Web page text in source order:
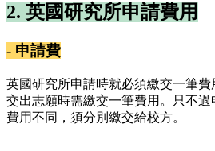
2. 英國研究所申請費用
- 申請費
英國研究所申請時就必須繳交一筆費
交出志願時需繳交一筆費用。只不
費用不同，須分別繳交給校方。